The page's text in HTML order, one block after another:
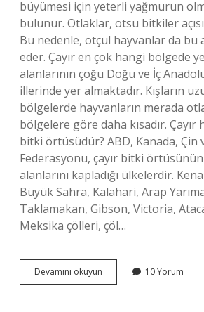
büyümesi için yeterli yağmurun
bulunur. Otlaklar, otsu bitkiler
Bu nedenle, otçul hayvanlar da bu
eder. Çayır en çok hangi bölgede
alanlarının çoğu Doğu ve İç
illerinde yer almaktadır. Kışların
bölgelerde hayvanların merada
bölgelere göre daha kısadır.
bitki örtüsüdür? ABD, Kanada, Çin
Federasyonu, çayır bitki
alanlarını kapladığı ülkelerdir.
Büyük Sahra, Kalahari, Arap
Taklamakan, Gibson, Victoria,
Meksika çölleri, çöl…
Devamını okuyun
Iklimi
10 Yorum